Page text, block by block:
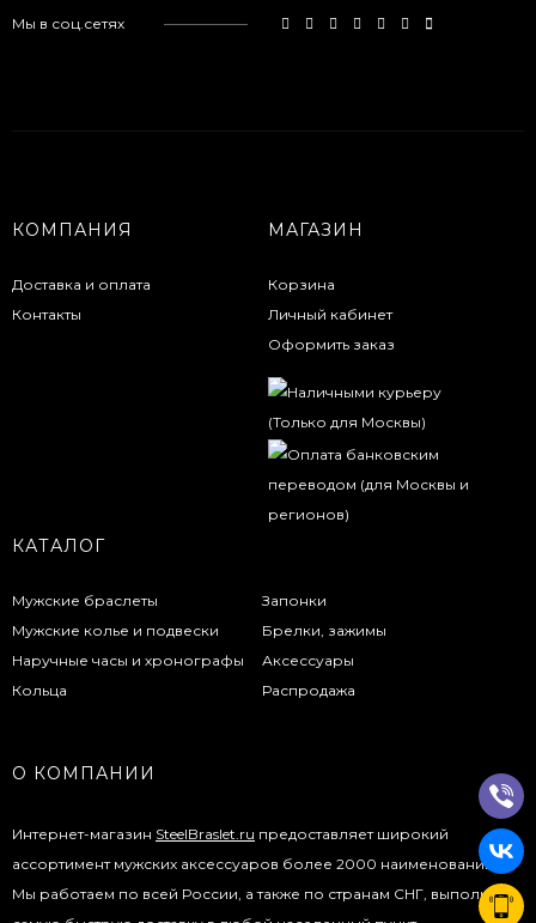
Мы в соц.сетях
КОМПАНИЯ
Доставка и оплата
Контакты
МАГАЗИН
Корзина
Личный кабинет
Оформить заказ
КАТАЛОГ
Мужские браслеты
Мужские колье и подвески
Наручные часы и хронографы
Кольца
Запонки
Брелки, зажимы
Аксессуары
Распродажа
О КОМПАНИИ
Интернет-магазин SteelBraslet.ru предоставляет широкий
ассортимент мужских аксессуаров более 2000 наименований.
Мы работаем по всей России, а также по странам СНГ, выполняя